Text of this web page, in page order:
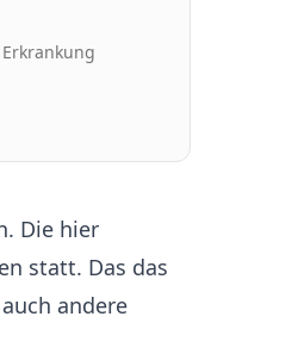
Die hier
statt. Das das
andere